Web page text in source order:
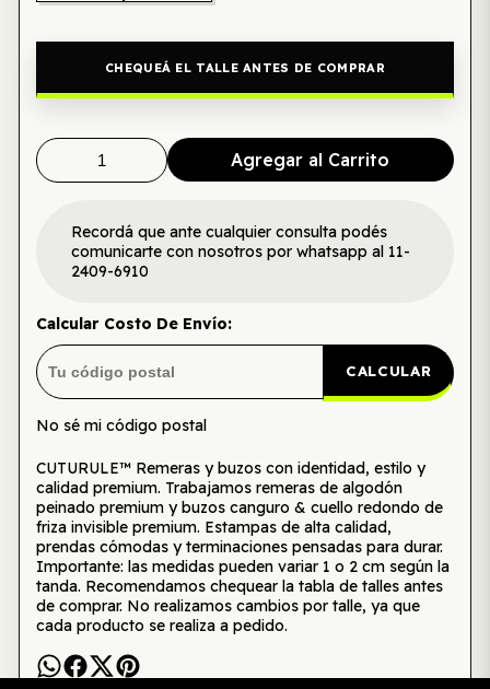
CHEQUEÁ EL TALLE ANTES DE COMPRAR
Agregar al Carrito
Recordá que ante cualquier consulta podés
comunicarte con nosotros por whatsapp al 11-
2409-6910
Calcular Costo De Envío:
CALCULAR
No sé mi código postal
CUTURULE™ Remeras y buzos con identidad, estilo y
calidad premium. Trabajamos remeras de algodón
peinado premium y buzos canguro & cuello redondo de
friza invisible premium. Estampas de alta calidad,
prendas cómodas y terminaciones pensadas para durar.
Importante: las medidas pueden variar 1 o 2 cm según la
tanda. Recomendamos chequear la tabla de talles antes
de comprar. No realizamos cambios por talle, ya que
cada producto se realiza a pedido.